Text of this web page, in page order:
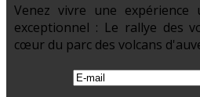
Venez vivre une expérience
exceptionnel : Le rallye des
cœur du parc des volcans